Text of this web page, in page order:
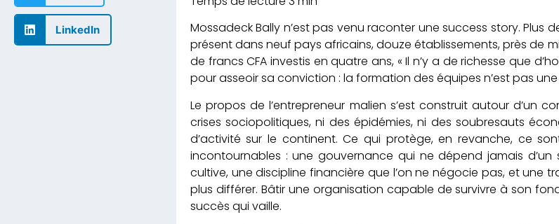
LinkedIn
Mossadeck Bally n’est pas venu raconter une success story. Plus
présent dans neuf pays africains, douze établissements, près de
de francs CFA investis en quatre ans, « Il n’y a de richesse que
pour asseoir sa conviction : la formation des équipes n’est pas
Le propos de l’entrepreneur malien s’est construit autour d’un
crises sociopolitiques, ni des épidémies, ni des soubresauts
d’activité sur le continent. Ce qui protège, en revanche, ce
incontournables : une gouvernance qui ne dépend jamais d’un
cultive, une discipline financière que l’on ne négocie pas, et une
plus différer. Bâtir une organisation capable de survivre à son
succès qui vaille.